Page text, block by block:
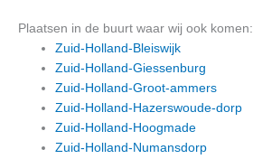
Plaatsen in de buurt waar wij ook komen:
Zuid-Holland-Bleiswijk
Zuid-Holland-Giessenburg
Zuid-Holland-Groot-ammers
Zuid-Holland-Hazerswoude-dorp
Zuid-Holland-Hoogmade
Zuid-Holland-Numansdorp